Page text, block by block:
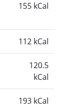
155 kCal
112 kCal
120.5
kCal
193 kCal